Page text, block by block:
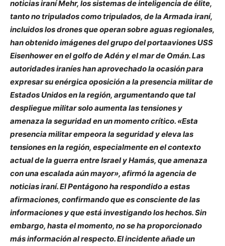
noticias iraní Mehr, los sistemas de inteligencia de élite,
tanto no tripulados como tripulados, de la Armada iraní,
incluidos los drones que operan sobre aguas regionales,
han obtenido imágenes del grupo del portaaviones USS
Eisenhower en el golfo de Adén y el mar de Omán.Las
autoridades iraníes han aprovechado la ocasión para
expresar su enérgica oposición a la presencia militar de
Estados Unidos en la región, argumentando que tal
despliegue militar solo aumenta las tensiones y
amenaza la seguridad en un momento crítico. «Esta
presencia militar empeora la seguridad y eleva las
tensiones en la región, especialmente en el contexto
actual de la guerra entre Israel y Hamás, que amenaza
con una escalada aún mayor», afirmó la agencia de
noticias iraní.El Pentágono ha respondido a estas
afirmaciones, confirmando que es consciente de las
informaciones y que está investigando los hechos. Sin
embargo, hasta el momento, no se ha proporcionado
más información al respecto.El incidente añade un